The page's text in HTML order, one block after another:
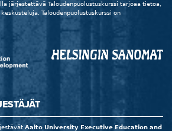
järjestettävä Taloudenpuolustuskurssi tarjoaa tietoa,
Taloudenpuolustuskurssi on
Aalto University Executive Education and